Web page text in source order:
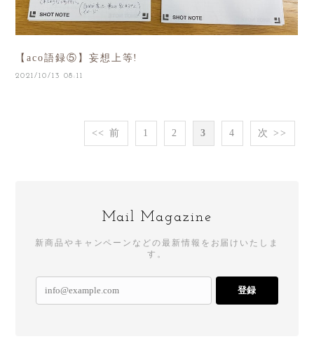
【aco語録⑤】妄想上等!
2021/10/13 08:11
<< 前 1 2 3 4 次 >>
Mail Magazine
新商品やキャンペーンなどの最新情報をお届けいたしま
す。
登録